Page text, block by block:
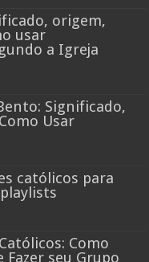
origem,
usar
a Igreja
Significado,
Usar
católicos para
Como
Fazer seu Grupo